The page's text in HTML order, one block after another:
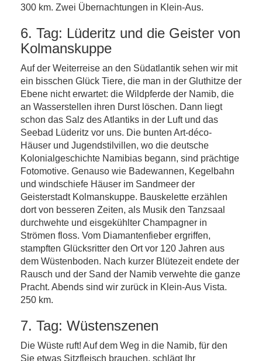
300 km. Zwei Übernachtungen in Klein-Aus.
6. Tag: Lüderitz und die Geister von
Kolmanskuppe
Auf der Weiterreise an den Südatlantik sehen wir mit
ein bisschen Glück Tiere, die man in der Gluthitze der
Ebene nicht erwartet: die Wildpferde der Namib, die
an Wasserstellen ihren Durst löschen. Dann liegt
schon das Salz des Atlantiks in der Luft und das
Seebad Lüderitz vor uns. Die bunten Art-déco-
Häuser und Jugendstilvillen, wo die deutsche
Kolonialgeschichte Namibias begann, sind prächtige
Fotomotive. Genauso wie Badewannen, Kegelbahn
und windschiefe Häuser im Sandmeer der
Geisterstadt Kolmanskuppe. Bauskelette erzählen
dort von besseren Zeiten, als Musik den Tanzsaal
durchwehte und eisgekühlter Champagner in
Strömen floss. Vom Diamantenfieber ergriffen,
stampften Glücksritter den Ort vor 120 Jahren aus
dem Wüstenboden. Nach kurzer Blütezeit endete der
Rausch und der Sand der Namib verwehte die ganze
Pracht. Abends sind wir zurück in Klein-Aus Vista.
250 km.
7. Tag: Wüstenszenen
Die Wüste ruft! Auf dem Weg in die Namib, für den
Sie etwas Sitzfleisch brauchen, schlägt Ihr